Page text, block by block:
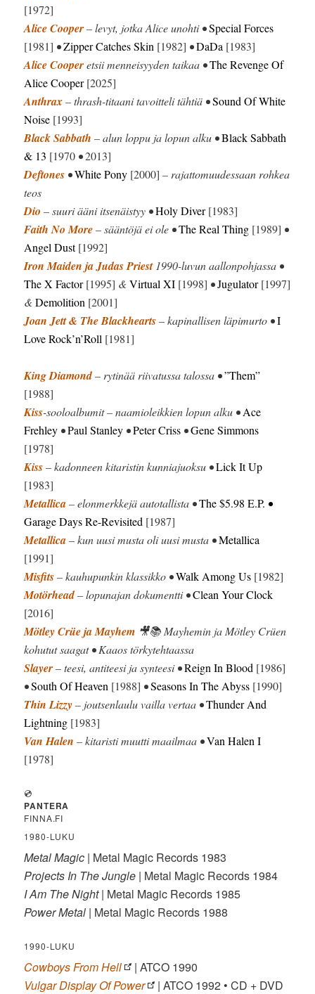
[1972]
Alice Cooper– levyt, jotka Alice unohti •Special Forces
[1981] •Zipper Catches Skin [1982] •DaDa [1983]
Alice Cooperetsii menneisyyden taikaa •The Revenge Of
Alice Cooper[2025]
Anthrax– thrash-titaani tavoitteli tähtiä •Sound Of White
Noise [1993]
Black Sabbath – alun loppu ja lopun alku •Black Sabbath
& 13 [1970 •2013]
Deftones •White Pony [2000] – rajattomuudessaan rohkea
teos
Dio – suuri ääni itsenäistyy •Holy Diver[1983]
Faith No More– sääntöjä ei ole •The Real Thing [1989] •
Angel Dust[1992]
Iron Maiden ja Judas Priest1990-luvun aallonpohjassa •
The X Factor[1995] &Virtual XI [1998] •Jugulator[1997]
&Demolition [2001]
Joan Jett & The Blackhearts– kapinallisen läpimurto •I
Love Rock’n’Roll [1981]
King Diamond– rytinää riivatussa talossa •”Them”
[1988]
Kiss-sooloalbumit – naamioleikkien lopun alku •Ace
Frehley •Paul Stanley •Peter Criss •Gene Simmons
[1978]
Kiss– kadonneen kitaristin kunniajuoksu •Lick It Up
[1983]
Metallica– elonmerkkejä autotallista •The $5.98 E.P. •
Garage Days Re-Revisited [1987]
Metallica– kun uusi musta oli uusi musta •Metallica
[1991]
Misfits– kauhupunkin klassikko •Walk Among Us [1982]
Motörhead– lopunajan dokumentti •Clean Your Clock
[2016]
Mötley Crüe ja Mayhem 🎥📚 Mayhemin ja Mötley Crüen
kohutut saagat • Kaaos törkytehtaassa
Slayer– teesi, antiteesi ja synteesi •Reign In Blood [1986]
•South Of Heaven [1988] •Seasons In The Abyss [1990]
Thin Lizzy– joutsenlaulu vailla vertaa •Thunder And
Lightning [1983]
Van Halen – kitaristi muutti maailmaa •Van Halen I
[1978]
💿
PANTERA
FINNA.FI
1980-LUKU
Metal Magic | Metal Magic Records 1983
Projects In The Jungle | Metal Magic Records 1984
I Am The Night| Metal Magic Records 1985
Power Metal | Metal Magic Records 1988
1990-LUKU
Cowboys From Hell
| ATCO 1990
Vulgar Display Of Power
| ATCO 1992 • CD + DVD